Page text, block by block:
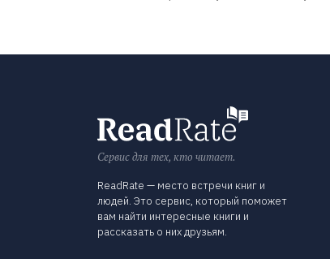
Сервис для тех, кто читает.
ReadRate — место встречи книг и
людей. Это сервис, который поможет
вам найти интересные книги и
рассказать о них друзьям.